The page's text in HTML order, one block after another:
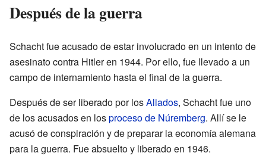
Después de la guerra
Schacht fue acusado de estar involucrado en un intento de
asesinato contra Hitler en 1944. Por ello, fue llevado a un
campo de internamiento hasta el final de la guerra.
Después de ser liberado por losAliados, Schacht fue uno
de los acusados en losproceso de Núremberg. Allí se le
acusó de conspiración y de preparar la economía alemana
para la guerra. Fue absuelto y liberado en 1946.